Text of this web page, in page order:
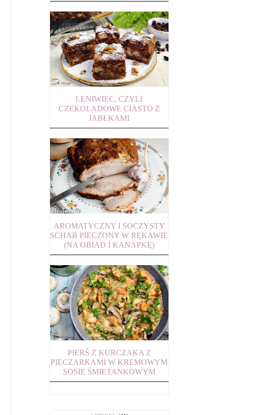
LENIWIEC, CZYLI
CZEKOLADOWE CIASTO Z
JABŁKAMI
AROMATYCZNY I SOCZYSTY
SCHAB PIECZONY W RĘKAWIE
(NA OBIAD I KANAPKĘ)
PIERŚ Z KURCZAKA Z
PIECZARKAMI W KREMOWYM
SOSIE ŚMIETANKOWYM